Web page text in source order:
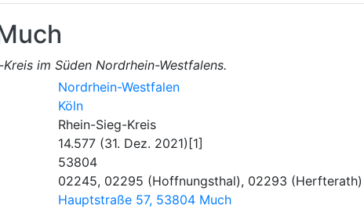
im Süden Nordrhein-Westfalens.
Nordrhein-Westfalen
Köln
Rhein-Sieg-Kreis
14.577 (31. Dez. 2021)[1]
53804
02245, 02295 (Hoffnungsthal), 02293 (Herfterath)
Hauptstraße 57, 53804 Much